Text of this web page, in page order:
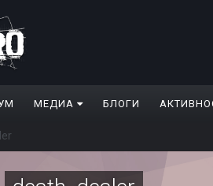
МЕДИА БЛОГИ